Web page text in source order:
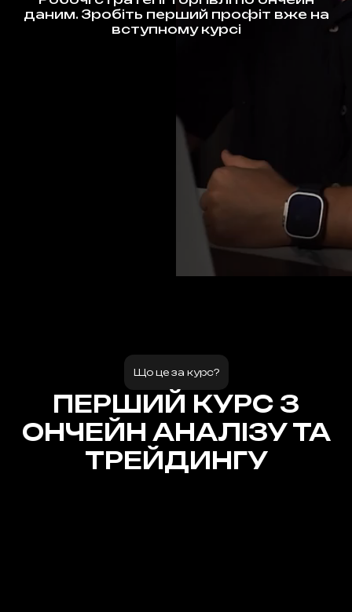
даним. Зробіть перший профіт вже на
вступному курсі
Що це за курс?
ПЕРШИЙ КУРС З
ОНЧЕЙН АНАЛІЗУ ТА
ТРЕЙДИНГУ